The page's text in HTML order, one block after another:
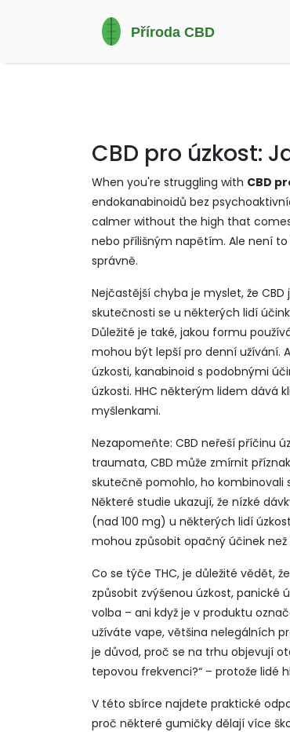
CBD pro úzkost:
When you're struggling with CBD
endokanabinoidů bez
calmer without the high that
nebo přílišným napětím. Ale není
správně.
Nejčastější chyba je myslet, že
skutečnosti se u některých lidí
Důležité je také, jakou formu
mohou být lepší pro denní užívání.
úzkosti, kanabinoid s podobnými
úzkosti. HHC některým lidem dává
myšlenkami.
Nezapomeňte: CBD neřeší příčinu
traumata, CBD může zmírnit
skutečně pomohlo, ho
Některé studie ukazují, že nízké
(nad 100 mg) u některých lidí
mohou způsobit opačný účinek
Co se týče THC, je důležité vědět,
způsobit zvýšenou úzkost, panické
volba – ani když je v produktu
užíváte vape, většina nelegálních
je důvod, proč se na trhu objevují
tepovou frekvenci?“ – protože lidé
V této sbírce najdete praktické
proč některé gumičky dělají více